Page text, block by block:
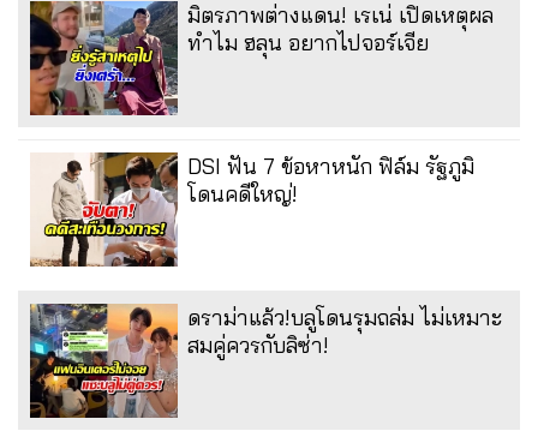
มิตรภาพต่างแดน! เรเน่ เปิดเหตุผล
ทำไม ฮลุน อยากไปจอร์เจีย
DSI ฟัน 7 ข้อหาหนัก ฟิล์ม รัฐภูมิ
โดนคดีใหญ่!
ดราม่าแล้ว!บลูโดนรุมถล่ม ไม่เหมาะ
สมคู่ควรกับลิซ่า!